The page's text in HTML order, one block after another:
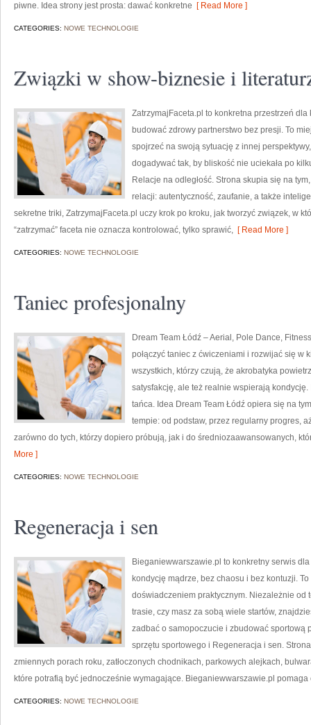
piwne. Idea strony jest prosta: dawać konkretne [ Read More ]
CATEGORIES: NOWE TECHNOLOGIE
Związki w show-biznesie i
ZatrzymajFaceta.pl to konkretna przestrzeń
budować zdrowy partnerstwo bez presji. To
spojrzeć na swoją sytuację z innej
dogadywać tak, by bliskość nie uciekała po
Relacje na odległość. Strona skupia się na
relacji: autentyczność, zaufanie, a także
sekretne triki, ZatrzymajFaceta.pl uczy krok po kroku, jak tworzyć związek, w
“zatrzymać” faceta nie oznacza kontrolować, tylko sprawić, [ Read More ]
CATEGORIES: NOWE TECHNOLOGIE
Taniec profesjonalny
Dream Team Łódź – Aerial, Pole Dance,
połączyć taniec z ćwiczeniami i rozwijać się w
wszystkich, którzy czują, że akrobatyka
satysfakcję, ale też realnie wspierają
tańca. Idea Dream Team Łódź opiera się na
tempie: od podstaw, przez regularny progres,
zarówno do tych, którzy dopiero próbują, jak i do średniozaawansowanych,
More ]
CATEGORIES: NOWE TECHNOLOGIE
Regeneracja i sen
Bieganiewwarszawie.pl to konkretny serwis
kondycję mądrze, bez chaosu i bez kontuzji.
doświadczeniem praktycznym. Niezależnie od
trasie, czy masz za sobą wiele startów,
zadbać o samopoczucie i zbudować sportową
sprzętu sportowego i Regeneracja i sen.
zmiennych porach roku, zatłoczonych chodnikach, parkowych alejkach,
które potrafią być jednocześnie wymagające. Bieganiewwarszawie.pl pomaga
CATEGORIES: NOWE TECHNOLOGIE